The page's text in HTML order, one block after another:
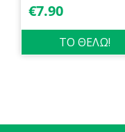
€7.90
ΤΟ ΘΕΛΩ!